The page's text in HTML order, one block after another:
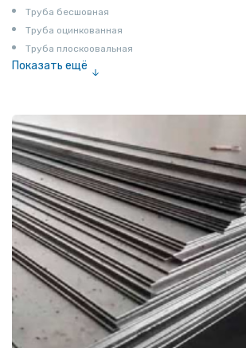
Труба бесшовная
Труба оцинкованная
Труба плоскоовальная
Показать ещё